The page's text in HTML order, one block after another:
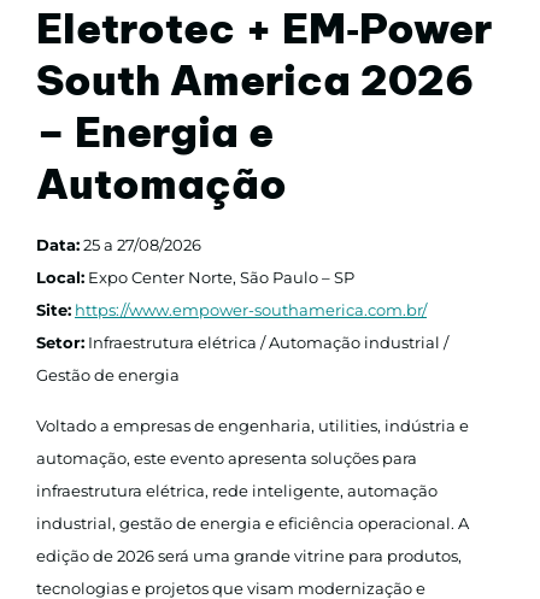
Eletrotec + EM‑Power
South America 2026
– Energia e
Automação
Data:25 a 27/08/2026
Local: Expo Center Norte, São Paulo – SP
Site: https://www.empower-southamerica.com.br/
Setor: Infraestrutura elétrica / Automação industrial /
Gestão de energia
Voltado a empresas de engenharia, utilities, indústria e
automação, este evento apresenta soluções para
infraestrutura elétrica, rede inteligente, automação
industrial, gestão de energia e eficiência operacional. A
edição de 2026 será uma grande vitrine para produtos,
tecnologias e projetos que visam modernização e